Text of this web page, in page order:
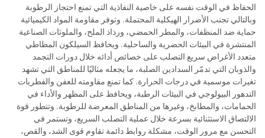
الحفاظ في الوقت نفسه على خاصية النفاذية التي تمنع احتجاز الرطوبة
وبالتالي تجنب الأضرار الهيكلية المحتملة. وتوفر مقاومة المواد الكيميائية
حماية ضد المنظفات، والمطر الحمضي، ورذاذ الملح، والملوثات الصناعية
المنتشرة في البيئات الحضرية والساحلية. ويحافظ السيلكون المطاطي
متعدد الأغراض سريع التصلب على خصائص أدائه خلال دورات التجمد
والذوبان التي تدمّر السدادين الصلبة، ما يجعله مثاليًا للمناطق التي تشهد
تغيرات موسمية في درجات الحرارة. كما تمنع مقاومته للعفن والفطريات
التدهور البيولوجي في البيئات الرطبة، ويحافظ على المظهر والأداء في
الحمامات، والمطابخ، وغيرها من المناطق المعرضة للرطوبة. وتتطور قوة
الالتصاق الاستثنائية بسرعة خلال عملية التصلب السريع، وتستمر في
التحسن مع مرور الوقت، مشكلة روابط دائمة تقاوم قوى الشد، والقص،